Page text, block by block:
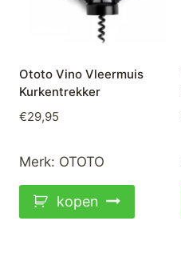
Ototo Vino Vleermuis
Kurkentrekker
€29,95
Merk: OTOTO
kopen